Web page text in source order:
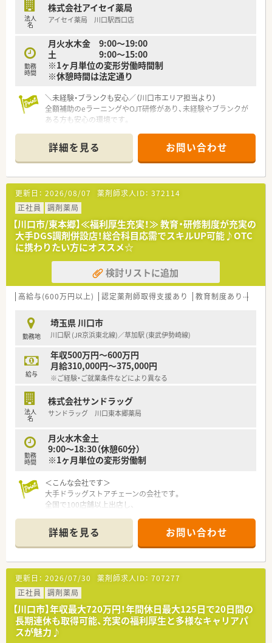
法人
名
株式会社アイセイ薬局
アイセイ薬局 川口駅西口店
勤務
時間
月火水木金 9:00～19:00
土 9:00～15:00
※1ヶ月単位の変形労働時間制
※休憩時間は法定通り
＼未経験・ブランクも安心／（川口市エリア担当より）
全額補助のeラーニングやOJT研修があり、未経験やブランクが
ある方も安心の環境です。
【店舗情報と応需状況について】
■最寄りの川口駅から徒歩7分の立地にあり、通勤における日々
の負担を軽減できるアクセスの良い環境です。
■医療モールに位置し、耳鼻科や内科など多科目の処方箋を1日
約150枚応需し居宅や施設の在宅業務も担当します。
■常勤薬剤師9名、パート薬剤師4名、医療事務4名が在籍し、手厚
い人員体制で患者様への対応を行っています。
【募集背景と求める人物像について】
■今後の体制強化を見据えた定期採用であり、共に地域医療に貢
献できる方を募集します。
■地域連携薬局の薬剤師として意欲的に日々の業務に取り組み、
長期的な視点でキャリアを築いていただける方を歓迎します。
■日祝の出勤や遅番シフトに柔軟に対応でき、通勤圏内での店舗
す。
【想定されるモデル年収】
■新卒入社時のモデル年収は380万円から400万円であり、毎年
の評価によって役職手当が加算され着実に年収が上がります。
■入社5年目で店長に就任し年収500万円、10年目でマネージャ
ーとなり800万円など明確な給与基準が設けられています。
チベーションを高く保ちながらステップアップできる環境で
す。
詳細を見る お問い合わせ
更新日： 2026/08/07 薬剤師求人ID： 372114
正社員
調剤薬局
【川口市/東本郷】≪福利厚生充実！≫ 教育・研修制度が充実の
大手DGS調剤併設店！総合科目応需でスキルUP可能♪OTC
に携わりたい方にオススメ☆
検討リストに追加
高給与(600万円以上) 認定薬剤師取得支援あり 教育制度あり
勤務地
埼玉県 川口市
川口駅 (JR京浜東北線)／草加駅 (東武伊勢崎線)
給与
年収500万円～600万円
月給310,000円～375,000円
※ご経験・ご就業条件などにより異なる
法人
名
株式会社サンドラッグ
サンドラッグ 川口東本郷薬局
勤務
時間
月火水木金土
9:00～18:30（休憩60分）
※1ヶ月単位の変形労働制
＜こんな会社です＞
大手ドラッグストアチェーンの会社です。
全国で100店舗以上出店し、
この10年間で売上・利益ともに200％以上の成長率で、
今後も出店を広げていく方針です！
OTC薬だけでなく健康食品やサプリメント、
時には化粧品も含めたカウンセリング販売に携わることができ
ます。
またそのための漢方・化粧品・介護用品・接客など、
希望に合わせた研修を受講しスキルアップも可能です♪
入社時に「調剤コース」「OTCコース」を選択でき、
それに応じた教育プログラムの受講が可能です！
（もちろん途中でコースの変更も可能ですし、
調剤コースにいながらOTCも勉強したい、
詳細を見る お問い合わせ
更新日： 2026/07/30 薬剤師求人ID： 707277
正社員
調剤薬局
【川口市】年収最大720万円！年間休日最大125日で20日間の
長期連休も取得可能、充実の福利厚生と多様なキャリアパ
スが魅力♪